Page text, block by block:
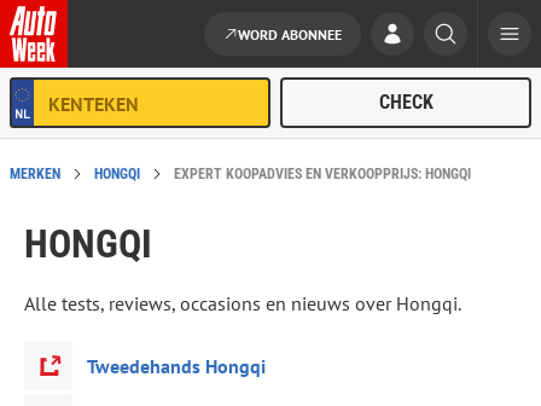
Ga naar de inhoud
WORD ABONNEE
MERKEN HONGQI EXPERT KOOPADVIES EN VERKOOPPRIJS: HONGQI
HONGQI
Alle tests, reviews, occasions en nieuws over Hongqi.
Tweedehands Hongqi